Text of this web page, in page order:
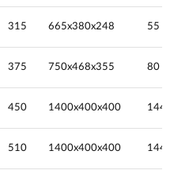
315 665х380х248 55
375 750х468х355 80
450 1400х400х400 144
510 1400х400х400 144